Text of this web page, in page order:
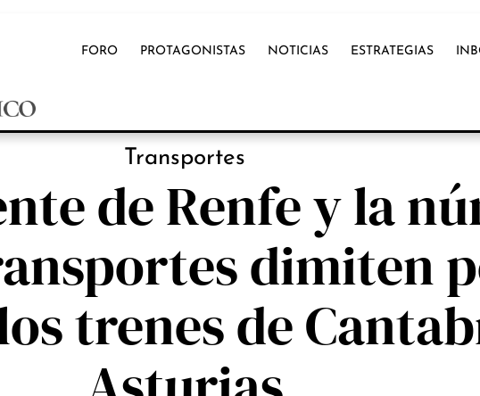
FORO PROTAGONISTAS NOTICIAS ESTRATEGIAS
Transportes
de Renfe y la
dimiten
trenes de